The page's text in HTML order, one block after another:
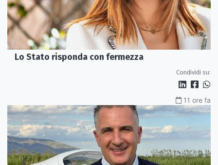
Lo Stato risponda con fermezza
Condividi su:
11 ore fa